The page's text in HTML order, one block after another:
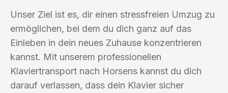
Unser Ziel ist es, dir einen stressfreien Umzug zu
ermöglichen, bei dem du dich ganz auf das
Einleben in dein neues Zuhause konzentrieren
kannst. Mit unserem professionellen
Klaviertransport nach Horsens kannst du dich
darauf verlassen, dass dein Klavier sicher